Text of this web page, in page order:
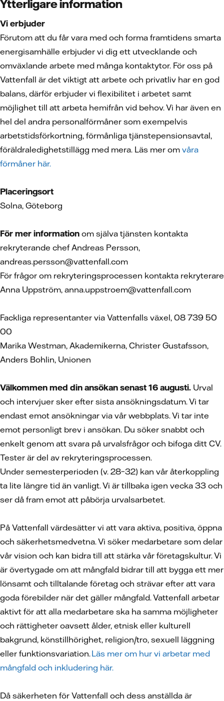
Ytterligare information
Vi erbjuder
Förutom att du får vara med och forma framtidens smarta
energisamhälle erbjuder vi dig ett utvecklande och
omväxlande arbete med många kontaktytor. För oss på
Vattenfall är det viktigt att arbete och privatliv har en god
balans, därför erbjuder vi flexibilitet i arbetet samt
möjlighet till att arbeta hemifrån vid behov. Vi har även en
hel del andra personalförmåner som exempelvis
arbetstidsförkortning, förmånliga tjänstepensionsavtal,
föräldraledighetstillägg med mera. Läs mer om våra
förmåner här.
Placeringsort
Solna, Göteborg
För mer information om själva tjänsten kontakta
rekryterande chef Andreas Persson,
andreas.persson@vattenfall.com
För frågor om rekryteringsprocessen kontakta rekryterare
Anna Uppström, anna.uppstroem@vattenfall.com
Fackliga representanter via Vattenfalls växel, 08 739 50
00
Marika Westman, Akademikerna, Christer Gustafsson,
Anders Bohlin, Unionen
Välkommen med din ansökan senast 16 augusti. Urval
och intervjuer sker efter sista ansökningsdatum. Vi tar
endast emot ansökningar via vår webbplats. Vi tar inte
emot personligt brev i ansökan. Du söker snabbt och
enkelt genom att svara på urvalsfrågor och bifoga ditt CV.
Tester är del av rekryteringsprocessen.
Under semesterperioden (v. 28–32) kan vår återkoppling
ta lite längre tid än vanligt. Vi är tillbaka igen vecka 33 och
ser då fram emot att påbörja urvalsarbetet.
På Vattenfall värdesätter vi att vara aktiva, positiva, öppna
och säkerhetsmedvetna. Vi söker medarbetare som delar
vår vision och kan bidra till att stärka vår företagskultur. Vi
är övertygade om att mångfald bidrar till att bygga ett mer
lönsamt och tilltalande företag och strävar efter att vara
goda förebilder när det gäller mångfald. Vattenfall arbetar
aktivt för att alla medarbetare ska ha samma möjligheter
och rättigheter oavsett ålder, etnisk eller kulturell
bakgrund, könstillhörighet, religion/tro, sexuell läggning
eller funktionsvariation.Läs mer om hur vi arbetar med
mångfald och inkludering här.
Då säkerheten för Vattenfall och dess anställda är